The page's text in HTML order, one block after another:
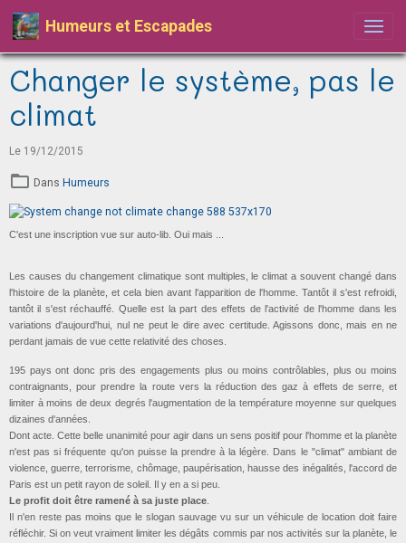
Humeurs et Escapades
Changer le système, pas le
climat
Le 19/12/2015
Dans Humeurs
C'est une inscription vue sur auto-lib. Oui mais ...
Les causes du changement climatique sont multiples, le climat a souvent changé dans
l'histoire de la planète, et cela bien avant l'apparition de l'homme. Tantôt il s'est refroidi,
tantôt il s'est réchauffé. Quelle est la part des effets de l'activité de l'homme dans les
variations d'aujourd'hui, nul ne peut le dire avec certitude. Agissons donc, mais en ne
perdant jamais de vue cette relativité des choses.
195 pays ont donc pris des engagements plus ou moins contrôlables, plus ou moins
contraignants, pour prendre la route vers la réduction des gaz à effets de serre, et
limiter à moins de deux degrés l'augmentation de la température moyenne sur quelques
dizaines d'années.
Dont acte. Cette belle unanimité pour agir dans un sens positif pour l'homme et la planète
n'est pas si fréquente qu'on puisse la prendre à la légère. Dans le "climat" ambiant de
violence, guerre, terrorisme, chômage, paupérisation, hausse des inégalités, l'accord de
Paris est un petit rayon de soleil. Il y en a si peu.
Le profit doit être ramené à sa juste place
Il n'en reste pas moins que le slogan sauvage vu sur un véhicule de location doit faire
réfléchir. Si on veut vraiment limiter les dégâts commis par nos activités sur la planète, le